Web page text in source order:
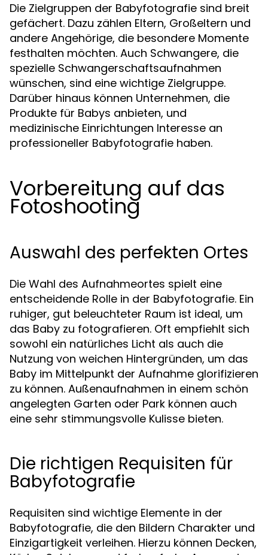
Die Zielgruppen der Babyfotografie sind breit
gefächert. Dazu zählen Eltern, Großeltern und
andere Angehörige, die besondere Momente
festhalten möchten. Auch Schwangere, die
spezielle Schwangerschaftsaufnahmen
wünschen, sind eine wichtige Zielgruppe.
Darüber hinaus können Unternehmen, die
Produkte für Babys anbieten, und
medizinische Einrichtungen Interesse an
professioneller Babyfotografie haben.
Vorbereitung auf das
Fotoshooting
Auswahl des perfekten Ortes
Die Wahl des Aufnahmeortes spielt eine
entscheidende Rolle in der Babyfotografie. Ein
ruhiger, gut beleuchteter Raum ist ideal, um
das Baby zu fotografieren. Oft empfiehlt sich
sowohl ein natürliches Licht als auch die
Nutzung von weichen Hintergründen, um das
Baby im Mittelpunkt der Aufnahme glorifizieren
zu können. Außenaufnahmen in einem schön
angelegten Garten oder Park können auch
eine sehr stimmungsvolle Kulisse bieten.
Die richtigen Requisiten für
Babyfotografie
Requisiten sind wichtige Elemente in der
Babyfotografie, die den Bildern Charakter und
Einzigartigkeit verleihen. Hierzu können Decken,